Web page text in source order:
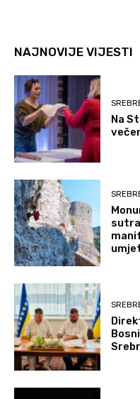
NAJNOVIJE VIJESTI
Na
sutra